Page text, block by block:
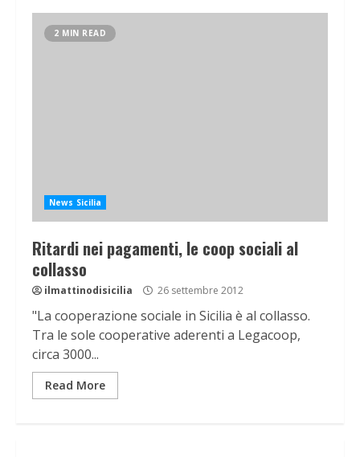
2 MIN READ
News Sicilia
Ritardi nei pagamenti, le coop sociali al
collasso
ilmattinodisicilia 26 settembre 2012
"La cooperazione sociale in Sicilia è al collasso.
Tra le sole cooperative aderenti a Legacoop,
circa 3000...
Read More